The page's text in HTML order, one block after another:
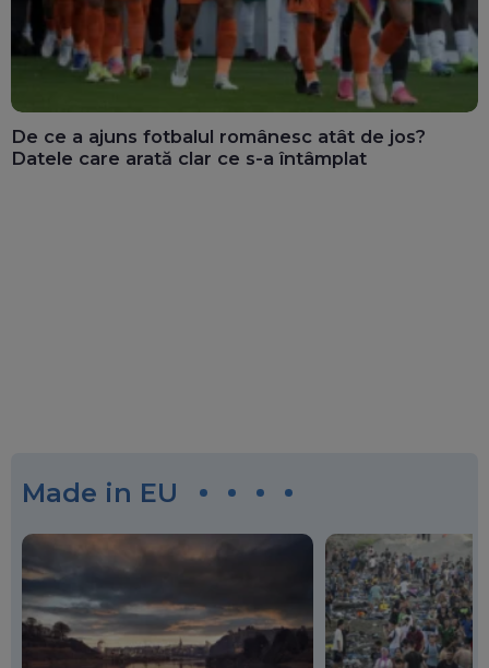
De ce a ajuns fotbalul românesc atât de jos?
Datele care arată clar ce s-a întâmplat
Made in EU